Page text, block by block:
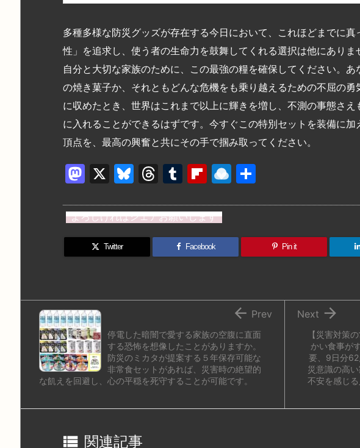
多種多様な防災グッズが存在する今日において、これほどまでに
性」を追求し、使う者の生命力を鼓舞してくれる選択は他にあり
自分と大切な家族のために、この最強の糧を確保してください。
の焼き菓子か、それともどんな危機をも乗り越えるための不屈の勇
に収めたとき、世界はこれまで以上に輝きを増し、不測の事態さ
に入れることができるはずです。今すぐこの特別セットを装備に
頂点を、最高の興奮と共にその手で掴み取ってください。
M
st
o
d
X
Bl
e
s
k
T
e
a
d
T
m
bl
r
Fl
b
o
ar
R
n
dr
o
よろしければシェアお願いします
Twitter Facebook Pin it
【災害対策
かい食事が
要、9日分
災意識の高
不安を感じ

Next
停電した暗闇で愛する家族の空腹に直面
する恐怖を想像したことがありますか。
防災のミカタが提案する５年保存可能な
非常食セットがあれば、災害時の絶望的
な飢えを回避し、心の平穏を死守することが可能です。
 Prev
 関連記事